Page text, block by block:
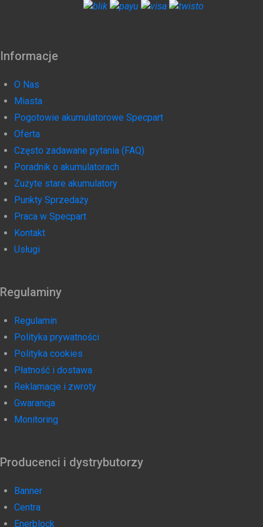
Informacje
O Nas
Miasta
Pogotowie akumulatorowe Specpart
Oferta
Często zadawane pytania (FAQ)
Poradnik o akumulatorach
Zużyte stare akumulatory
Punkty Sprzedaży
Praca w Specpart
Kontakt
Usługi
Regulaminy
Regulamin
Polityka prywatności
Polityka cookies
Płatność i dostawa
Reklamacje i zwroty
Gwarancja
Monitoring
Producenci i dystrybutorzy
Banner
Centra
Enerblock